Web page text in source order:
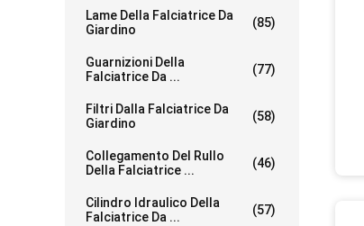
Lame Della Falciatrice Da
Giardino
(85)
Guarnizioni Della
Falciatrice Da ...
(77)
Filtri Dalla Falciatrice Da
Giardino
(58)
Collegamento Del Rullo
Della Falciatrice ...
(46)
Cilindro Idraulico Della
Falciatrice Da ...
(57)